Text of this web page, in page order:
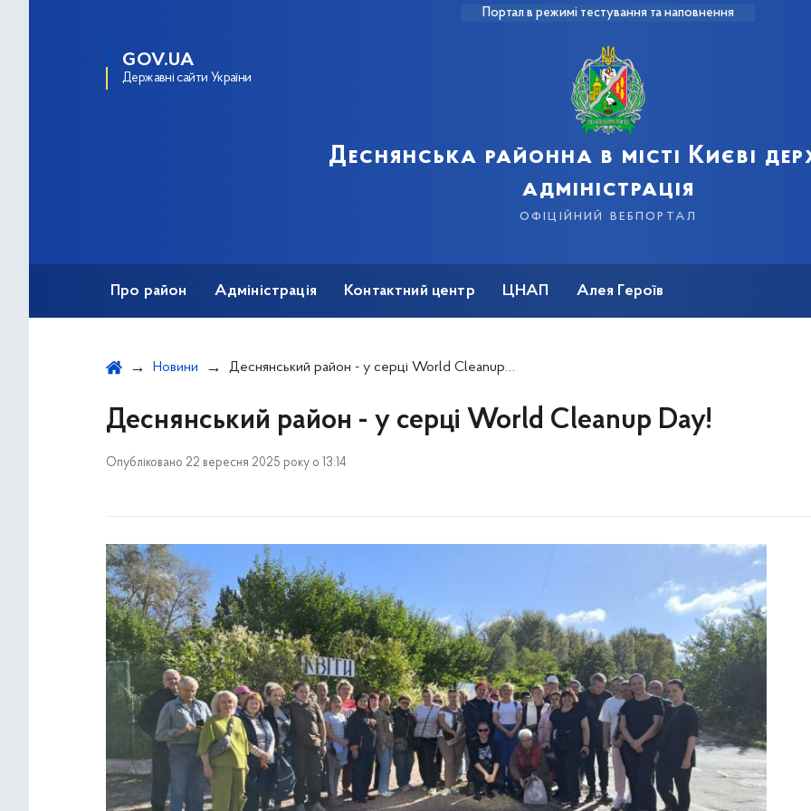
Портал в режимі тестування та наповнення
GOV.UA
Державні сайти України
Деснянська районна в місті Києві
адміністрація
офіційний вебпортал
Про район Адміністрація Контактний центр ЦНАП Алея Героїв
Новини Деснянський район - у серці World Cleanup Day!
Деснянський район - у серці World Cleanup Day!
Опубліковано 22 вересня 2025 року о 13:14